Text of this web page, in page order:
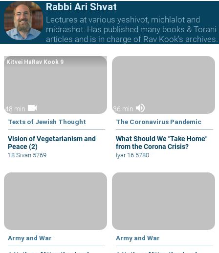
Rabbi Ari Shvat
Lectures at various yeshivot, michlalot and
midrashot. Has published many books & Torani
articles and is in charge of Rav Kook’s archives.
48 min videocam
Texts of Jewish Thought
Vision of Vegetarianism and
Peace (2)
Kitvei HaRav Kook 9
18 Sivan 5769
36 min volume_up
The Coronavirus Pandemic
What Should We "Take Home"
from the Corona Crisis?
Iyar 16 5780
Army and War Army and War